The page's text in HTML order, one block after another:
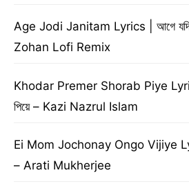
Age Jodi Janitam Lyrics | আগে যদি
Zohan Lofi Remix
Khodar Premer Shorab Piye Lyrics
পিয়ে – Kazi Nazrul Islam
Ei Mom Jochonay Ongo Vijiye
– Arati Mukherjee